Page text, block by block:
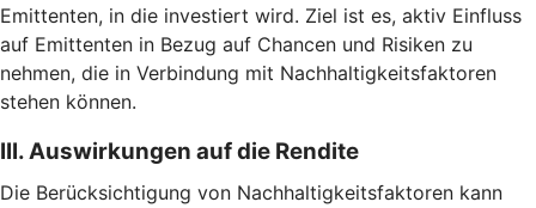
Emittenten, in die investiert wird. Ziel ist es, aktiv Einfluss
auf Emittenten in Bezug auf Chancen und Risiken zu
nehmen, die in Verbindung mit Nachhaltigkeitsfaktoren
stehen können.
III. Auswirkungen auf die Rendite
Die Berücksichtigung von Nachhaltigkeitsfaktoren kann